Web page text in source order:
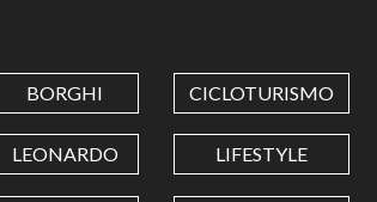
BORGHI CICLOTURISMO
LEONARDO LIFESTYLE